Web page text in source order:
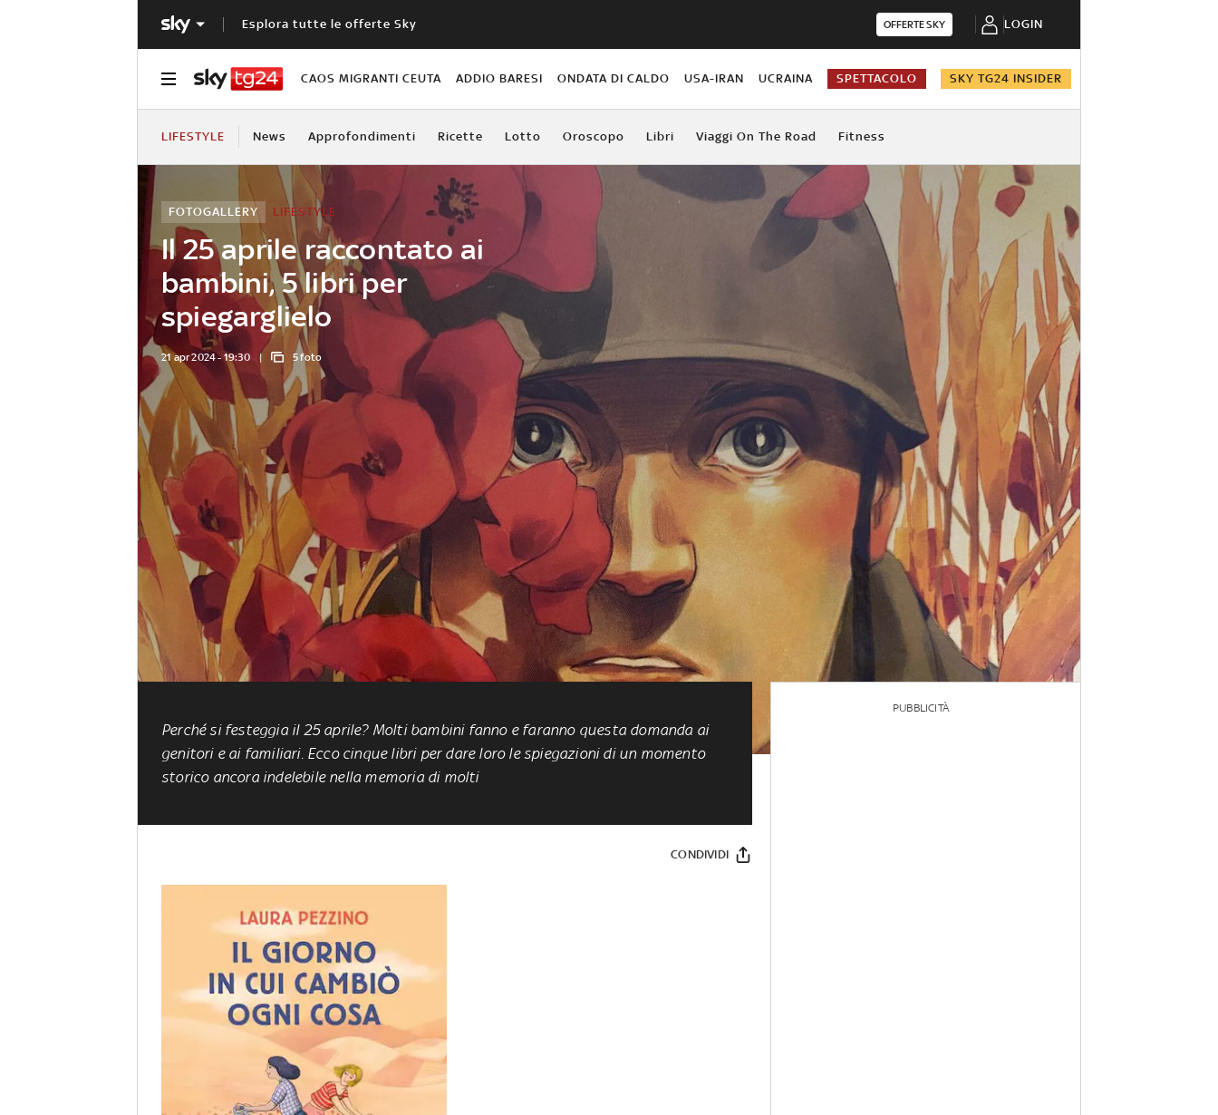
Esplora tutte le offerte Sky OFFERTE SKY LOGIN
CAOS MIGRANTI CEUTA ADDIO BARESI ONDATA DI CALDO USA-IRAN UCRAINA SPETTACOLO SKY TG24 INSIDER
LIFESTYLE News Approfondimenti Ricette Lotto Oroscopo Libri Viaggi On The Road Fitness
Il 25 aprile raccontato ai
bambini, 5 libri per
spiegarglielo
LIFESTYLE
FOTOGALLERY
21 apr 2024 - 19:30 5 foto
Perché si festeggia il 25 aprile? Molti bambini fanno e faranno questa domanda ai
genitori e ai familiari. Ecco cinque libri per dare loro le spiegazioni di un momento
storico ancora indelebile nella memoria di molti
CONDIVIDI
PUBBLICITÀ